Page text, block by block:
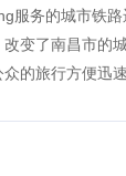
服务的城市铁
变了南昌市的
的旅行方便迅速